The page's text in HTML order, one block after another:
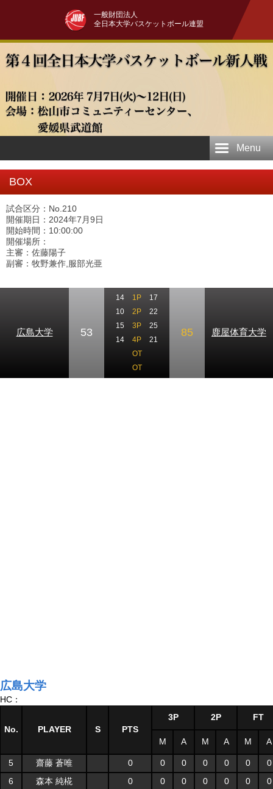
一般財団法人
全日本大学バスケットボール連盟
Menu
BOX
試合区分：No.210
開催期日：2024年7月9日
開始時間：10:00:00
開催場所：
主審：佐藤陽子
副審：牧野兼作,服部光亜
広島大学 53
14 1P
17
10
2P
22
15
3P
25
14
4P
21
OT
OT
85 鹿屋体育大学
広島大学
HC：
No. PLAYER S PTS
3P 2P FT
M A M A M A
5 齋藤 蒼唯 0 0 0 0 0 0
0
6
森本 純椛 0 0 0 0 0 0
0